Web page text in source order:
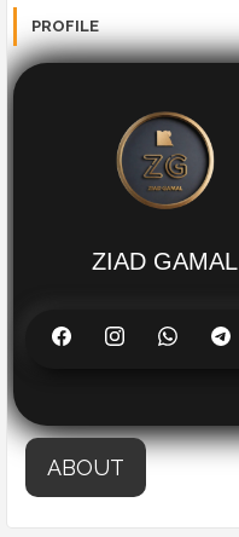
PROFILE
ZIAD GAMAL
ABOUT